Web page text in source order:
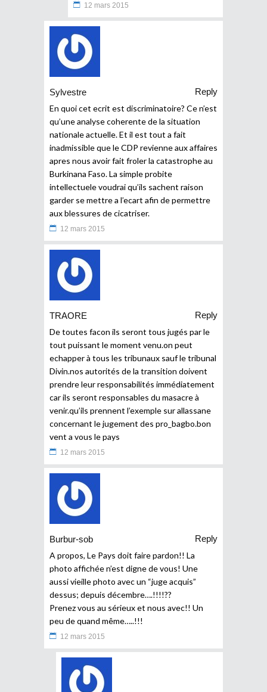
12 mars 2015
Sylvestre
Reply
En quoi cet ecrit est discriminatoire? Ce n’est
qu’une analyse coherente de la situation
nationale actuelle. Et il est tout a fait
inadmissible que le CDP revienne aux affaires
apres nous avoir fait froler la catastrophe au
Burkinana Faso. La simple probite
intellectuele voudrai qu’ils sachent raison
garder se mettre a l’ecart afin de permettre
aux blessures de cicatriser.
12 mars 2015
TRAORE
Reply
De toutes facon ils seront tous jugés par le
tout puissant le moment venu.on peut
echapper à tous les tribunaux sauf le tribunal
Divin.nos autorités de la transition doivent
prendre leur responsabilités immédiatement
car ils seront responsables du masacre à
venir.qu’ils prennent l’exemple sur allassane
concernant le jugement des pro_bagbo.bon
vent a vous le pays
12 mars 2015
Burbur-sob
Reply
A propos, Le Pays doit faire pardon!! La
photo affichée n’est digne de vous! Une
aussi vieille photo avec un “juge acquis”
dessus; depuis décembre….!!!!??
Prenez vous au sérieux et nous avec!! Un
peu de quand même…..!!!
12 mars 2015